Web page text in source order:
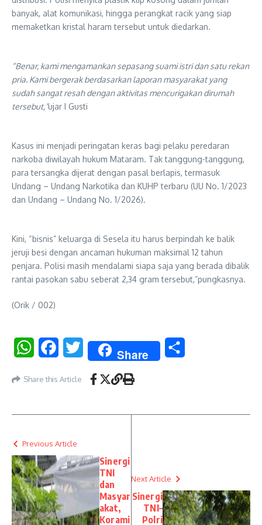
banyak, alat komunikasi, hingga perangkat racik yang siap
memaketkan kristal haram tersebut untuk diedarkan.
“Benar, kami mengamankan sepasang suami istri dan satu rekan
pria. Kami bergerak berdasarkan laporan masyarakat yang
sudah sangat resah dengan aktivitas mencurigakan dirumah
tersebut,”ujar I Gusti
Kasus ini menjadi peringatan keras bagi pelaku peredaran
narkoba diwilayah hukum Mataram. Tak tanggung-tanggung,
para tersangka dijerat dengan pasal berlapis, termasuk
Undang – Undang Narkotika dan KUHP terbaru (UU No. 1/2023
dan Undang – Undang No. 1/2026).
Kini, “bisnis” keluarga di Sesela itu harus berpindah ke balik
jeruji besi dengan ancaman hukuman maksimal 12 tahun
penjara. Polisi masih mendalami siapa saja yang berada dibalik
rantai pasokan sabu seberat 2,34 gram tersebut,”pungkasnya.
(Orik / 002)
WhatsAppFacebookTwitter Share
Share this Article
Previous Article
Sinergi
TNI
dan
Masyar
akat,
Korami
Next Article
Sinergi
TNI–
Polri